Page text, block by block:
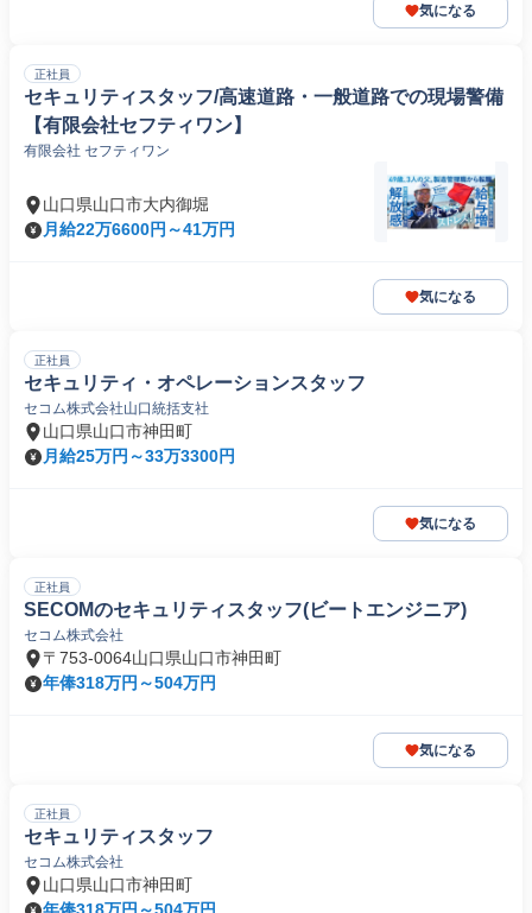
気になる
正社員
セキュリティスタッフ/高速道路・一般道路での現場警備
【有限会社セフティワン】
有限会社 セフティワン
山口県山口市大内御堀
月給22万6600円～41万円
気になる
正社員
セキュリティ・オペレーションスタッフ
セコム株式会社山口統括支社
山口県山口市神田町
月給25万円～33万3300円
気になる
正社員
SECOMのセキュリティスタッフ(ビートエンジニア)
セコム株式会社
〒753-0064山口県山口市神田町
年俸318万円～504万円
気になる
正社員
セキュリティスタッフ
セコム株式会社
山口県山口市神田町